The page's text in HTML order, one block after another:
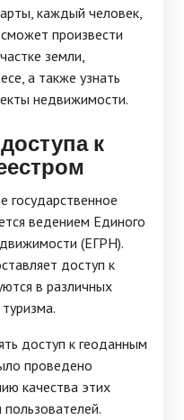
каждый человек,
произвести
земли,
а также узнать
недвижимости.
к
государственное
ведением Единого
(ЕГРН).
доступ к
в различных
доступ к геоданным
проведено
качества этих